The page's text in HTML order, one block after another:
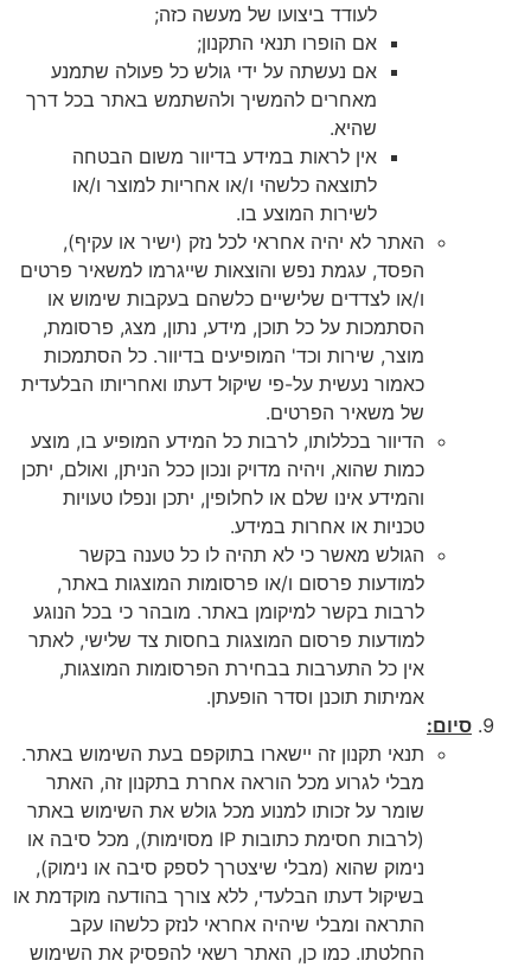
לעודד ביצועו של מעשה כזה;
אם הופרו תנאי התקנון;
אם נעשתה על ידי גולש כל פעולה שתמנע
מאחרים להמשיך ולהשתמש באתר בכל דרך
שהיא.
אין לראות במידע בדיוור משום הבטחה
לתוצאה כלשהי ו/או אחריות למוצר ו/או
לשירות המוצע בו.
האתר לא יהיה אחראי לכל נזק (ישיר או עקיף),
הפסד, עגמת נפש והוצאות שייגרמו למשאיר פרטים
ו/או לצדדים שלישיים כלשהם בעקבות שימוש או
הסתמכות על כל תוכן, מידע, נתון, מצג, פרסומת,
מוצר, שירות וכד' המופיעים בדיוור. כל הסתמכות
כאמור נעשית על-פי שיקול דעתו ואחריותו הבלעדית
של משאיר הפרטים.
הדיוור בכללותו, לרבות כל המידע המופיע בו, מוצע
כמות שהוא, ויהיה מדויק ונכון ככל הניתן, ואולם, יתכן
והמידע אינו שלם או לחלופין, יתכן ונפלו טעויות
טכניות או אחרות במידע.
הגולש מאשר כי לא תהיה לו כל טענה בקשר
למודעות פרסום ו/או פרסומות המוצגות באתר,
לרבות בקשר למיקומן באתר. מובהר כי בכל הנוגע
למודעות פרסום המוצגות בחסות צד שלישי, לאתר
אין כל התערבות בבחירת הפרסומות המוצגות,
אמיתות תוכנן וסדר הופעתן.
סיום:
תנאי תקנון זה יישארו בתוקפם בעת השימוש באתר.
מבלי לגרוע מכל הוראה אחרת בתקנון זה, האתר
שומר על זכותו למנוע מכל גולש את השימוש באתר
(לרבות חסימת כתובות IP מסוימות), מכל סיבה או
נימוק שהוא (מבלי שיצטרך לספק סיבה או נימוק),
בשיקול דעתו הבלעדי, ללא צורך בהודעה מוקדמת או
התראה ומבלי שיהיה אחראי לנזק כלשהו עקב
החלטתו. כמו כן, האתר רשאי להפסיק את השימוש